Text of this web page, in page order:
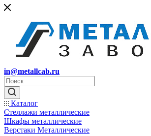
in@metallcab.ru
Каталог
Стеллажи металлические
Шкафы металлические
Верстаки Металлические